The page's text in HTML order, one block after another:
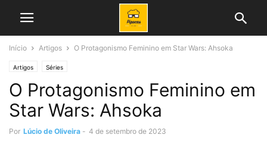
Início Artigos O Protagonismo Feminino em Star Wars: Ahsoka
Artigos Séries
O Protagonismo Feminino em
Star Wars: Ahsoka
Por Lúcio de Oliveira - 4 de setembro de 2023